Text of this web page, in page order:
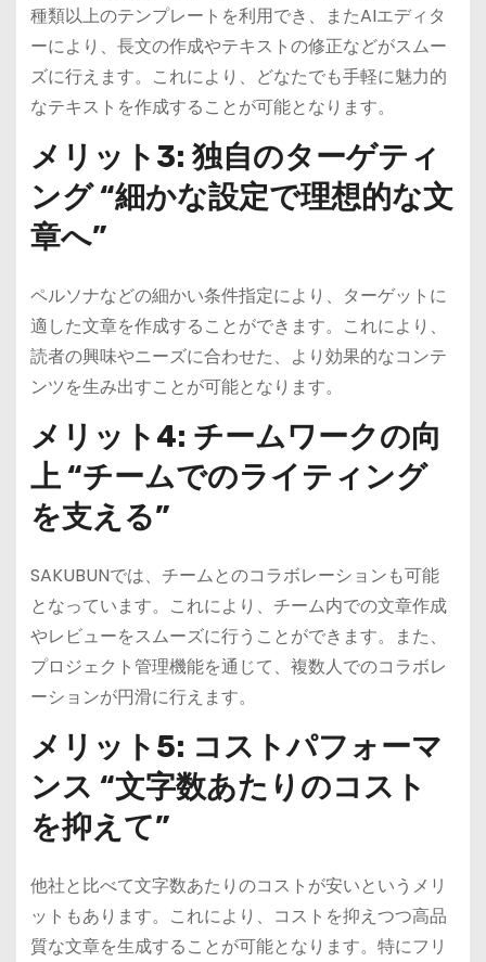
種類以上のテンプレートを利用でき、またAIエディタ
ーにより、長文の作成やテキストの修正などがスムー
ズに行えます。これにより、どなたでも手軽に魅力的
なテキストを作成することが可能となります。
メリット3: 独自のターゲティ
ング “細かな設定で理想的な文
章へ”
ペルソナなどの細かい条件指定により、ターゲットに
適した文章を作成することができます。これにより、
読者の興味やニーズに合わせた、より効果的なコンテ
ンツを生み出すことが可能となります。
メリット4: チームワークの向
上 “チームでのライティング
を支える”
SAKUBUNでは、チームとのコラボレーションも可能
となっています。これにより、チーム内での文章作成
やレビューをスムーズに行うことができます。また、
プロジェクト管理機能を通じて、複数人でのコラボレ
ーションが円滑に行えます。
メリット5: コストパフォーマ
ンス “文字数あたりのコスト
を抑えて”
他社と比べて文字数あたりのコストが安いというメリ
ットもあります。これにより、コストを抑えつつ高品
質な文章を生成することが可能となります。特にフリ